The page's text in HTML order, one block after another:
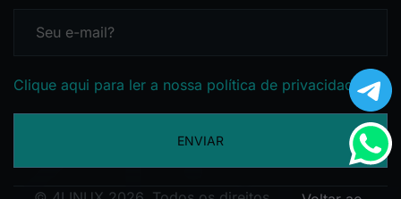
Clique aqui para ler a nossa política de privacidade
ENVIAR